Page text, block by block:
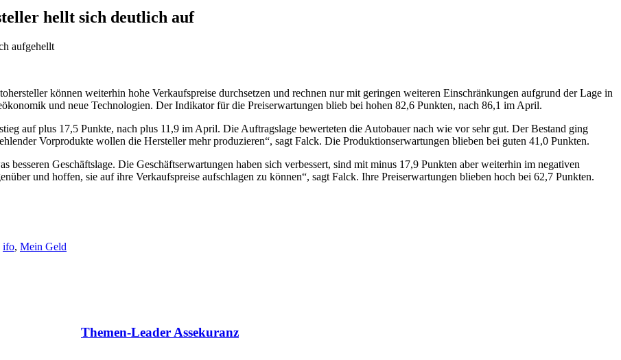
hellt sich deutlich auf
aufgehellt
können weiterhin hohe Verkaufspreise durchsetzen und rechnen nur mit geringen weiteren Einschränkungen aufgrund der Lage in
und neue Technologien. Der Indikator für die Preiserwartungen blieb bei hohen 82,6 Punkten, nach 86,1 im April.
auf plus 17,5 Punkte, nach plus 11,9 im April. Die Auftragslage bewerteten die Autobauer nach wie vor sehr gut. Der Bestand ging
Vorprodukte wollen die Hersteller mehr produzieren“, sagt Falck. Die Produktionserwartungen blieben bei guten 41,0 Punkten.
Geschäftslage. Die Geschäftserwartungen haben sich verbessert, sind mit minus 17,9 Punkten aber weiterhin im negativen
und hoffen, sie auf ihre Verkaufspreise aufschlagen zu können“, sagt Falck. Ihre Preiserwartungen blieben hoch bei 62,7 Punkten.
ifo, Mein Geld
Themen-Leader Assekuranz